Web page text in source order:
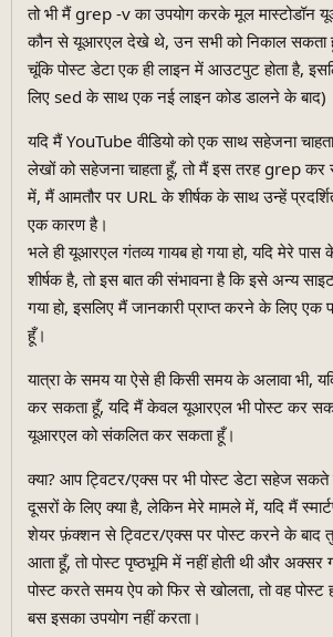
तो भी मैं grep -v का उपयोग करके मूल मास्टोडॉन
कौन से यूआरएल देखे थे, उन सभी को निकाल सकता
चूंकि पोस्ट डेटा एक ही लाइन में आउटपुट होता है,
लिए sed के साथ एक नई लाइन कोड डालने के बाद)
यदि मैं YouTube वीडियो को एक साथ सहेजना
लेखों को सहेजना चाहता हूँ, तो मैं इस तरह grep
में, मैं आमतौर पर URL के शीर्षक के साथ उन्हें
एक कारण है।
भले ही यूआरएल गंतव्य गायब हो गया हो, यदि मेरे
शीर्षक है, तो इस बात की संभावना है कि इसे अन्य
गया हो, इसलिए मैं जानकारी प्राप्त करने के लिए एक
हूँ।
यात्रा के समय या ऐसे ही किसी समय के अलावा भी,
कर सकता हूँ, यदि मैं केवल यूआरएल भी पोस्ट कर
यूआरएल को संकलित कर सकता हूँ।
क्या? आप ट्विटर/एक्स पर भी पोस्ट डेटा सहेज सकते
दूसरों के लिए क्या है, लेकिन मेरे मामले में, यदि मैं
शेयर फ़ंक्शन से ट्विटर/एक्स पर पोस्ट करने के बाद
आता हूँ, तो पोस्ट पृष्ठभूमि में नहीं होती थी और अक्सर
पोस्ट करते समय ऐप को फिर से खोलता, तो वह पोस्ट
बस इसका उपयोग नहीं करता।